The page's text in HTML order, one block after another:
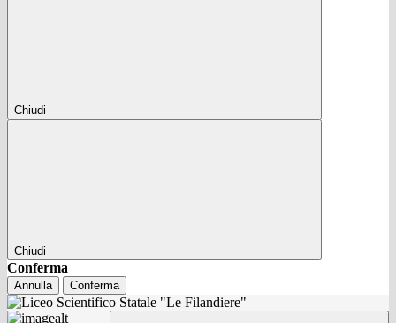
Chiudi
Chiudi
Conferma
Annulla Conferma